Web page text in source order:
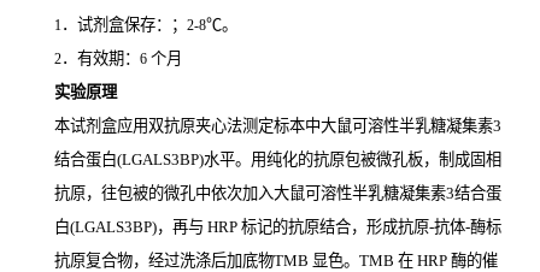
1．试剂盒保存：； 2-8℃。
2．有效期： 6 个月
实验原理
本试剂盒应用双抗原夹心法测定标本中大鼠可溶性半乳糖凝集素3
结合蛋白(LGALS3BP)水平。用纯化的抗原包被微孔板，制成固相
抗原，往包被的微孔中依次加入大鼠可溶性半乳糖凝集素3结合蛋
白(LGALS3BP)，再与 HRP 标记的抗原结合，形成抗原-抗体-酶标
抗原复合物，经过洗涤后加底物TMB 显色。 TMB 在 HRP 酶的催